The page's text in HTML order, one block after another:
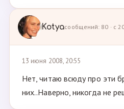
Kotyaсообщений: 80 · с
13 июня 2008, 20:55
Нет, читаю всюду про эти
них..Наверно, никогда не